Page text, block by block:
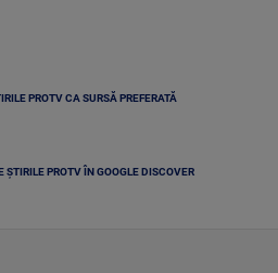
PROTV CA SURSĂ PREFERATĂ
ȘTIRILE PROTV ÎN GOOGLE DISCOVER